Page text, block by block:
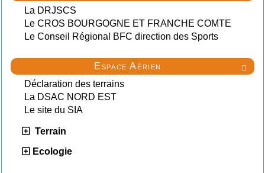
La DRJSCS
Le CROS BOURGOGNE ET FRANCHE COMTE
Le Conseil Régional BFC direction des Sports

Espace Aérien
Déclaration des terrains
La DSAC NORD EST
Le site du SIA
Terrain
Ecologie